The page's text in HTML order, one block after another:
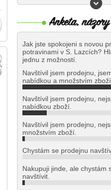
Jak jste spokojeni s novou
potravinami v S. Lazcích?
jednu z možností.
Navštívil jsem prodejnu,
nabídkou a množstvím zboží.
Navštívil jsem prodejnu,
nabídkou zboží.
Navštívil jsem prodejnu,
množstvím zboží.
Chystám se prodejnu
Nakupuji jinde, ale chystám
navštívit.